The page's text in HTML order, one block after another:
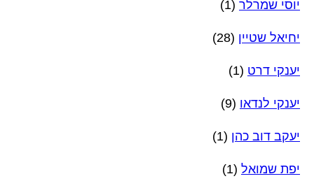
יוסי שמרלר (1)
יחיאל שטיין (28)
יענקי דרט (1)
יענקי לנדאו (9)
יעקב דוב כהן (1)
יפת שמואל (1)